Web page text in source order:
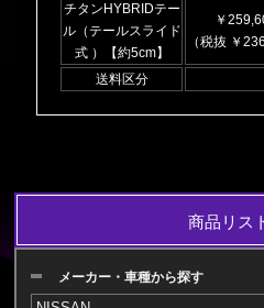
チタンHYBRIDテー
ル（テールスライド
式 ）【約5cm】
￥
（税抜 ￥
送料区分
商品リス
メーカー・車種から探す